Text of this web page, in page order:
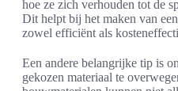
hoe ze zich verhouden tot de
Dit helpt bij het maken van
zowel efficiënt als
Een andere belangrijke tip is
gekozen materiaal te